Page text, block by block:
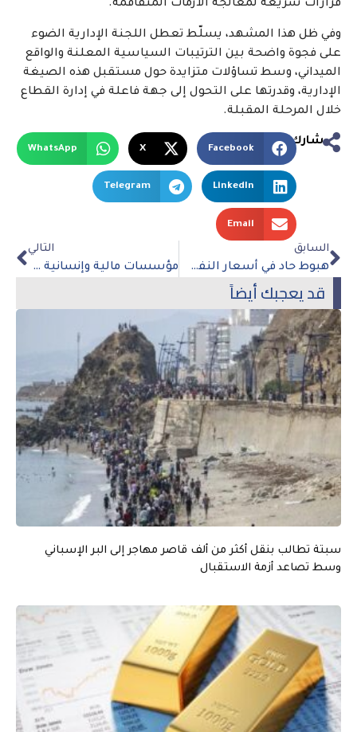
قرارات سريعة لمعالجة الأزمات المتفاقمة.
وفي ظل هذا المشهد، يسلّط تعطل اللجنة الإدارية الضوء
على فجوة واضحة بين الترتيبات السياسية المعلنة والواقع
الميداني، وسط تساؤلات متزايدة حول مستقبل هذه الصيغة
الإدارية، وقدرتها على التحول إلى جهة فاعلة في إدارة القطاع
خلال المرحلة المقبلة.
شارك
Facebook
X
WhatsApp
LinkedIn
Telegram
Email
السابق
هبوط حاد في أسعار النفط بعد هدنة أمريكية–إيرانية وسط تحذيرات من تقلبات جديدة
التالي
مؤسسات مالية وإنسانية دولية تحذر من تصاعد خطر انعدام الأمن الغذائي عالمياً
قد يعجبك أيضاً
سبتة تطالب بنقل أكثر من ألف قاصر مهاجر إلى البر الإسباني
وسط تصاعد أزمة الاستقبال